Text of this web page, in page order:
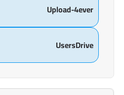
Upload-4ever
UsersDrive